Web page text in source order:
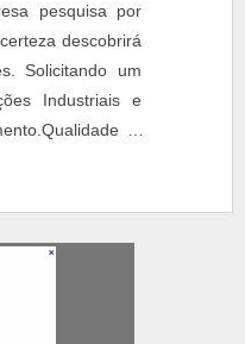
pesquisa por
descobrirá
Solicitando um
Industriais e
é
pranchão de
irá encontrar
de
DE
Getec Andaimes